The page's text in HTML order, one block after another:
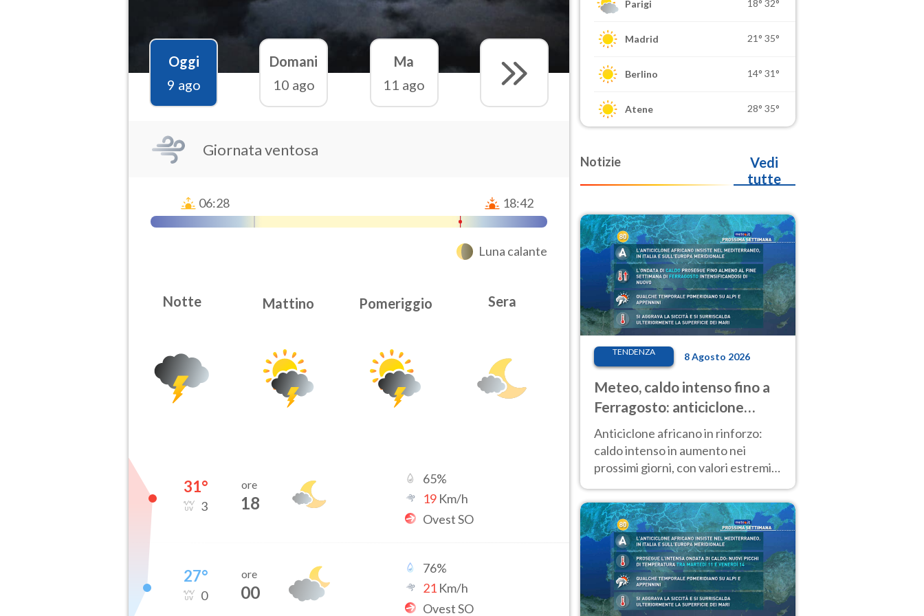
Oggi
9 ago
Domani
10 ago
Ma
11 ago
Giornata ventosa
06:28 18:42
Luna calante
Notte Mattino Pomeriggio Sera
31°
3
ore
18
65%
19 Km/h
Ovest SO
27°
0
ore
00
76%
21 Km/h
Ovest SO
Parigi 18° 32°
Madrid 21° 35°
Berlino 14° 31°
Atene 28° 35°
Notizie
Vedi
tutte
TENDENZA 8 Agosto 2026
Meteo, caldo intenso fino a
Ferragosto: anticiclone
africano ancora
protagonista
Anticiclone africano in rinforzo:
caldo intenso in aumento nei
prossimi giorni, con valori estremi
d’Italia